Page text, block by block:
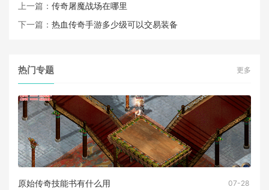
上一篇： 传奇屠魔战场在哪里
下一篇： 热血传奇手游多少级可以交易装备
热门专题 更多
原始传奇技能书有什么用 07-28